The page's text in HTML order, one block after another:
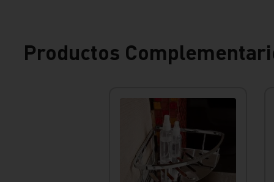
Productos